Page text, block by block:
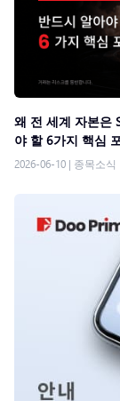
왜 전 세계 자본은
야 할 6가지 핵심
2026-06-10 | 종목소식